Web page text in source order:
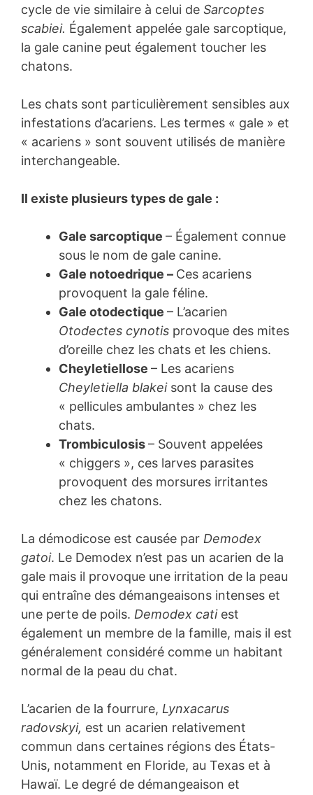
cycle de vie similaire à celui de Sarcoptes
scabiei. Également appelée gale sarcoptique,
la gale canine peut également toucher les
chatons.
Les chats sont particulièrement sensibles aux
infestations d’acariens. Les termes « gale » et
« acariens » sont souvent utilisés de manière
interchangeable.
Il existe plusieurs types de gale :
Gale sarcoptique – Également connue
sous le nom de gale canine.
Gale notoedrique – Ces acariens
provoquent la gale féline.
Gale otodectique – L’acarien
Otodectes cynotis provoque des mites
d’oreille chez les chats et les chiens.
Cheyletiellose – Les acariens
Cheyletiella blakei sont la cause des
« pellicules ambulantes » chez les
chats.
Trombiculosis– Souvent appelées
« chiggers », ces larves parasites
provoquent des morsures irritantes
chez les chatons.
La démodicose est causée par Demodex
gatoi. Le Demodex n’est pas un acarien de la
gale mais il provoque une irritation de la peau
qui entraîne des démangeaisons intenses et
une perte de poils. Demodex cati est
également un membre de la famille, mais il est
généralement considéré comme un habitant
normal de la peau du chat.
L’acarien de la fourrure, Lynxacarus
radovskyi, est un acarien relativement
commun dans certaines régions des États-
Unis, notamment en Floride, au Texas et à
Hawaï. Le degré de démangeaison et